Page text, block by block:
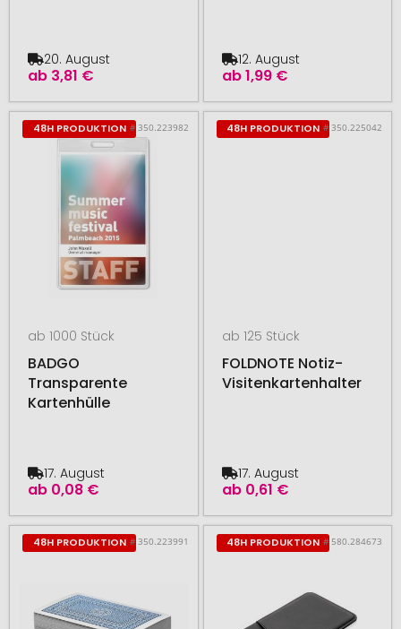
ab 3,81 €
20. August
ab1,99 €
12. August
48H PRODUKTION # 350.223982
ab 1000 Stück
BADGO
Transparente
Kartenhülle
ab 0,08 €
17. August
48H PRODUKTION # 350.225042
ab 125 Stück
FOLDNOTE Notiz-
Visitenkartenhalter
ab 0,61 €
17. August
48H PRODUKTION # 350.223991 48H PRODUKTION # 580.284673